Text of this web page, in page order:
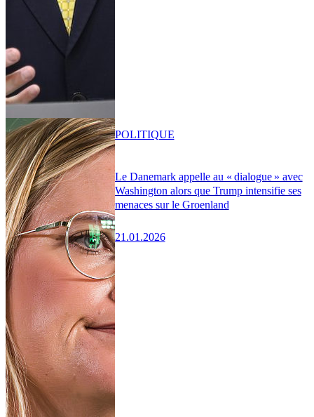
Le Danemark appelle au « dialogue » avec
Washington alors que Trump intensifie ses
menaces sur le Groenland
21.01.2026
POLITIQUE